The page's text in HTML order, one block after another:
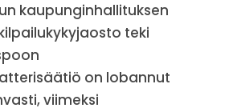
kaupunginhallituksen
teki
on lobannut
viimeksi